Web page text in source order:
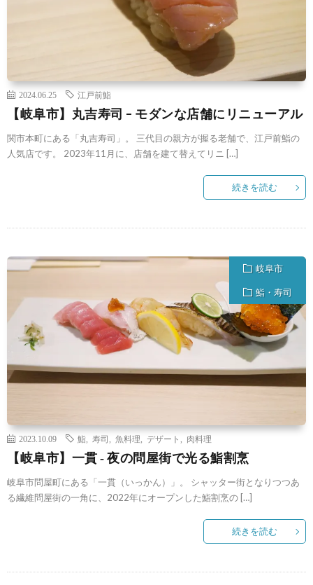
2024.06.25 江戸前鮨
【岐阜市】丸吉寿司 – モダンな店舗にリニューアル
関市本町にある「丸吉寿司」。 三代目の親方が握る老舗で、江戸前鮨の
人気店です。 2023年11月に、店舗を建て替えてリニ […]
続きを読む
岐阜市
鮨・寿司
2023.10.09 鮨 寿司 魚料理 デザート 肉料理
【岐阜市】一貫 ‐ 夜の問屋街で光る鮨割烹
岐阜市問屋町にある「一貫（いっかん）」。 シャッター街となりつつあ
る繊維問屋街の一角に、2022年にオープンした鮨割烹の […]
続きを読む